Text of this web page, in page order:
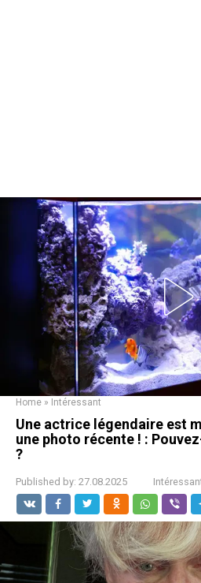
Home » Intéressant
Une actrice légendaire est
une photo récente ! :
?
Published by: 27.08.2025